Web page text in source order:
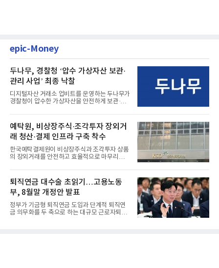
epic-Money
두나무, 경찰청 ‘압수 가상자산 보관·
관리 사업’ 최종 낙찰
디지털자산 거래소 업비트를 운영하는 두나무가
경찰청이 압수한 가상자산을 안전하게 보관·관
예탁원, 비상장주식·조각투자 장외거
래 청산·결제 인프라 구축 착수
한국예탁결제원이 비상장주식과 조각투자 상품
의 장외거래를 안전하고 효율적으로 마무리하기
퇴직연금 대수술 초읽기…고용노동
부, 8월말 개정안 발표
정부가 기금형 퇴직연금 도입과 단계적 퇴직연
금 의무화를 두 축으로 하는 대규모 근로자퇴직